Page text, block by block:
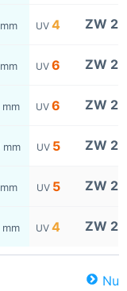
mm UV 4 ZW 2
mm UV 6 ZW 2
mm UV 6 ZW 2
mm UV 5 ZW 2
mm UV 5 ZW 2
mm UV 4 ZW 2
Nu